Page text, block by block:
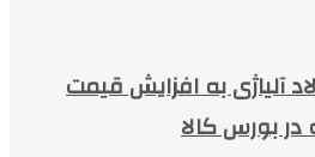
آلیاژی به افزایش قیمت
در بورس کالا